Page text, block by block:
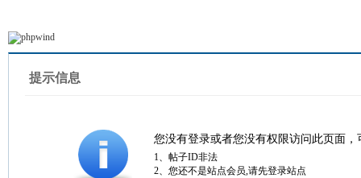
提示信息
您没有登录或者您没有权限访问此页面
1、帖子ID非法
2、您还不是站点会员,请先登录站点